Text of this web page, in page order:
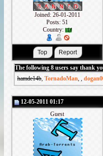
Joined: 26-01-2011
Posts: 51
Country:
The following 8 users say thank
hamde14b, TornadoMan, ,
12-05-2011 01:17
Guest